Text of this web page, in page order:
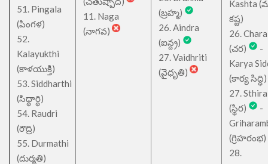
51. Pingala
(పింగళ)
52.
Kalayukthi
(కాళయుక్తి)
53. Siddharthi
(సిధ్ధార్థి)
54. Raudri
(రౌద్రి)
55. Durmathi
(దుర్మతి)
11. Naga
(నాగవ)
(బ్రహ్మ)
26. Aindra
(ఐన్ద్ర)
27. Vaidhriti
(వైధృతి)
Kashta
కష్ట)
26. Chara
(చర)
-
Karya
(కార్య సిద్ధి)
27. Sthira
(స్థిర)
-
(గ్రిహరంభ)
28.